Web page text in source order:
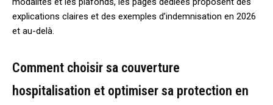
explications claires et des exemples d’indemnisation en 2026
et au-delà.
Comment choisir sa couverture
hospitalisation et optimiser sa protection en